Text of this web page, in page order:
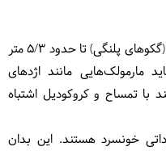
در دنیا از اندازه ۲ سانتی‌متر (گکوهای پلنگی) تا حدود ۵/۳ متر
مارمولک‌هایی مانند اژدهای
با تمساح و کروکودیل اشتباه
خونسرد هستند. این بدان